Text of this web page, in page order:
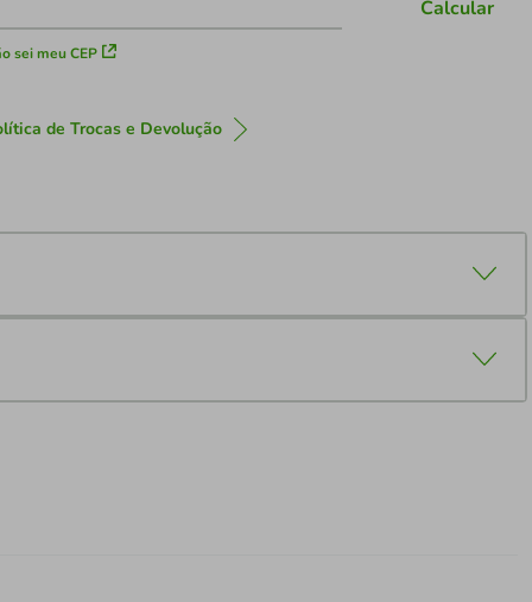
sei meu CEP
Calcular
de Trocas e Devolução